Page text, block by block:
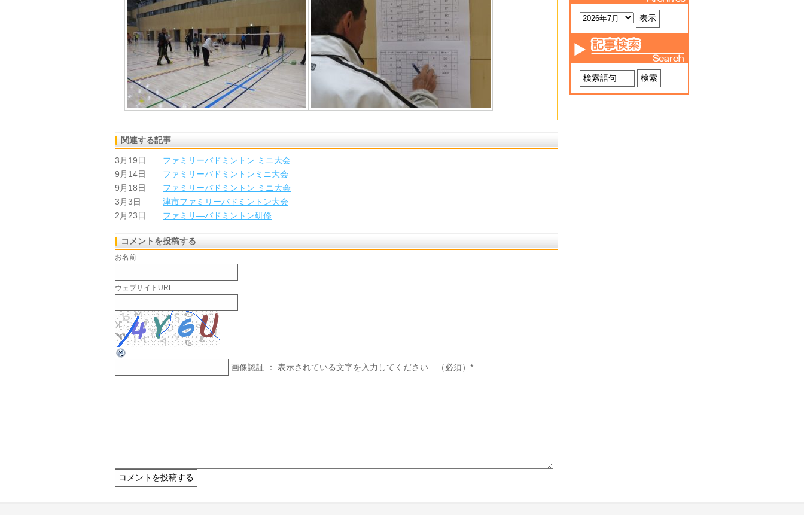
関連する記事
3月19日
ファミリーバドミントン ミニ大会
9月14日
ファミリーバドミントンミニ大会
9月18日
ファミリーバドミントン ミニ大会
3月3日
津市ファミリーバドミントン大会
2月23日
ファミリ―バドミントン研修
コメントを投稿する
お名前
ウェブサイトURL
画像認証 ： 表示されている文字を入力してください （必須） *